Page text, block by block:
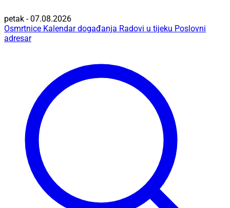
petak - 07.08.2026
Osmrtnice Kalendar događanja Radovi u tijeku Poslovni
adresar